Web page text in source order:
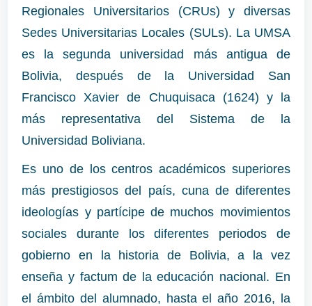
Regionales Universitarios (CRUs) y diversas
Sedes Universitarias Locales (SULs). La UMSA
es la segunda universidad más antigua de
Bolivia, después de la Universidad San
Francisco Xavier de Chuquisaca (1624) y la
más representativa del Sistema de la
Universidad Boliviana.
Es uno de los centros académicos superiores
más prestigiosos del país, cuna de diferentes
ideologías y partícipe de muchos movimientos
sociales durante los diferentes periodos de
gobierno en la historia de Bolivia, a la vez
enseña y factum de la educación nacional. En
el ámbito del alumnado, hasta el año 2016, la